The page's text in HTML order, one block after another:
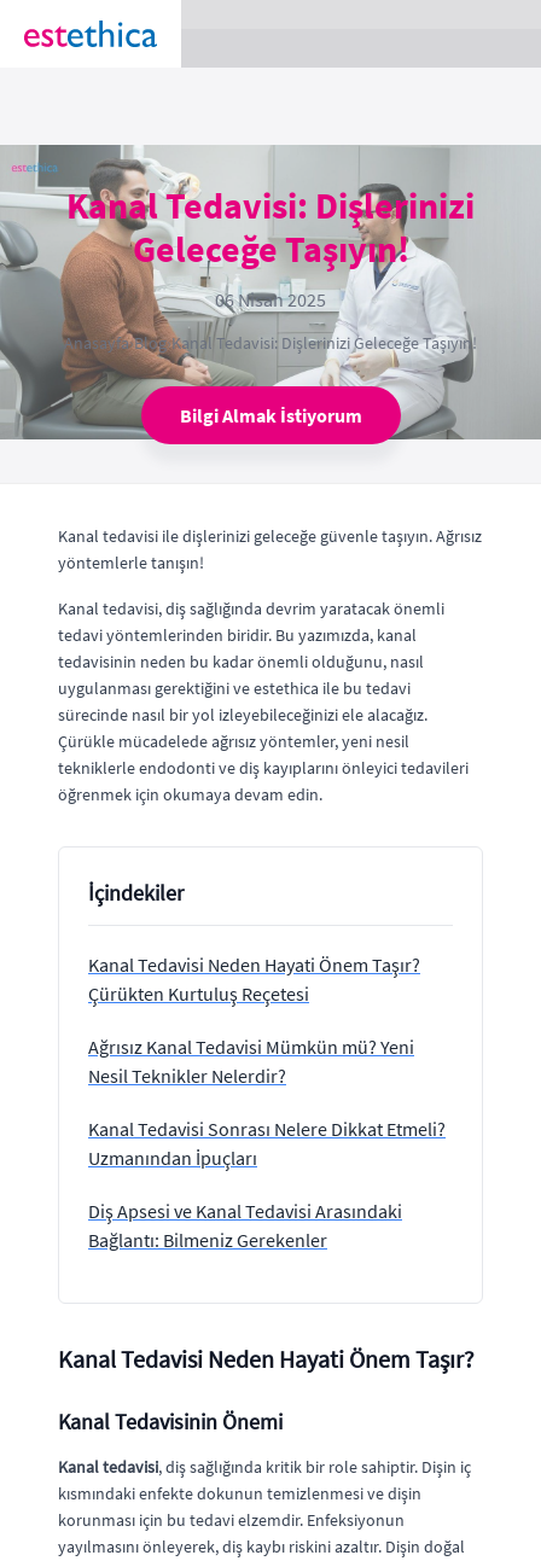
section Service {
Kanal Tedavisi: Dişlerinizi
Geleceğe Taşıyın!
06 Nisan 2025
Anasayfa›Blog›Kanal Tedavisi: Dişlerinizi Geleceğe Taşıyın!
Bilgi Almak İstiyorum
Kanal tedavisi ile dişlerinizi geleceğe güvenle taşıyın. Ağrısız
yöntemlerle tanışın!
Kanal tedavisi, diş sağlığında devrim yaratacak önemli
tedavi yöntemlerinden biridir. Bu yazımızda, kanal
tedavisinin neden bu kadar önemli olduğunu, nasıl
uygulanması gerektiğini ve estethica ile bu tedavi
sürecinde nasıl bir yol izleyebileceğinizi ele alacağız.
Çürükle mücadelede ağrısız yöntemler, yeni nesil
tekniklerle endodonti ve diş kayıplarını önleyici tedavileri
öğrenmek için okumaya devam edin.
İçindekiler
Kanal Tedavisi Neden Hayati Önem Taşır?
Çürükten Kurtuluş Reçetesi
Ağrısız Kanal Tedavisi Mümkün mü? Yeni
Nesil Teknikler Nelerdir?
Kanal Tedavisi Sonrası Nelere Dikkat Etmeli?
Uzmanından İpuçları
Diş Apsesi ve Kanal Tedavisi Arasındaki
Bağlantı: Bilmeniz Gerekenler
Kanal Tedavisi Neden Hayati Önem Taşır?
Kanal Tedavisinin Önemi
Kanal tedavisi, diş sağlığında kritik bir role sahiptir. Dişin iç
kısmındaki enfekte dokunun temizlenmesi ve dişin
korunması için bu tedavi elzemdir. Enfeksiyonun
yayılmasını önleyerek, diş kaybı riskini azaltır. Dişin doğal